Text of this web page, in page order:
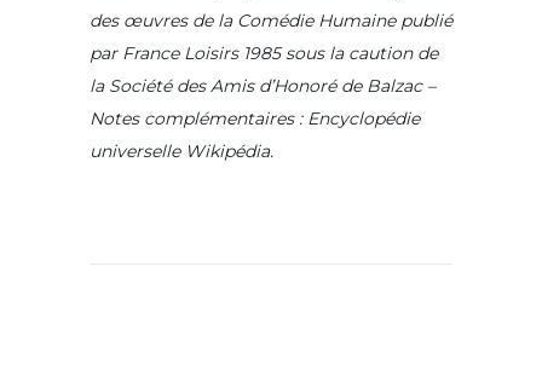
des œuvres de la Comédie Humaine publié
par France Loisirs 1985 sous la caution de
la Société des Amis d’Honoré de Balzac –
Notes complémentaires : Encyclopédie
universelle Wikipédia.